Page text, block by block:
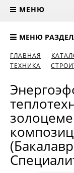
МЕНЮ
МЕНЮ
ГЛАВНАЯ
ТЕХНИКА